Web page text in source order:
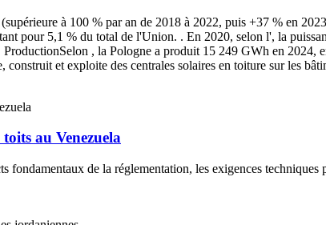
à 100 % par an de 2018 à 2022, puis +37 % en
pour 5,1 % du total de l'Union. . En 2020, selon l', la
, la Pologne a produit 15 249 GWh en 2024,
et exploite des centrales solaires en toiture sur les
au Venezuela
fondamentaux de la réglementation, les exigences